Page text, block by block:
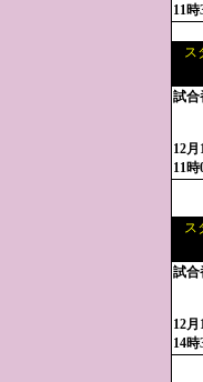
11時
ス
試合
12
11時
ス
試合
12
14時